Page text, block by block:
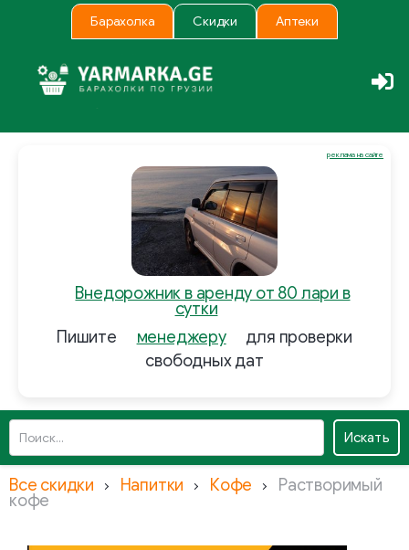
Барахолка Скидки Аптеки
Внедорожник в аренду от 80 лари в
сутки
Пишите
менеджеру
для проверки
свободных дат
реклама на сайте
Искать
Все скидки Напитки Кофе Растворимый
кофе